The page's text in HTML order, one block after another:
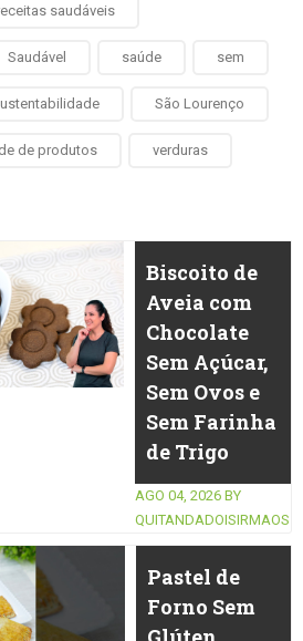
saudáveis
Saudável saúde sem
São Lourenço
de produtos verduras
Biscoito de
Aveia com
Chocolate
Sem Açúcar,
Sem Ovos e
Sem Farinha
de Trigo
AGO 04, 2026 BY
QUITANDADOISIRMAOS
Pastel de
Forno Sem